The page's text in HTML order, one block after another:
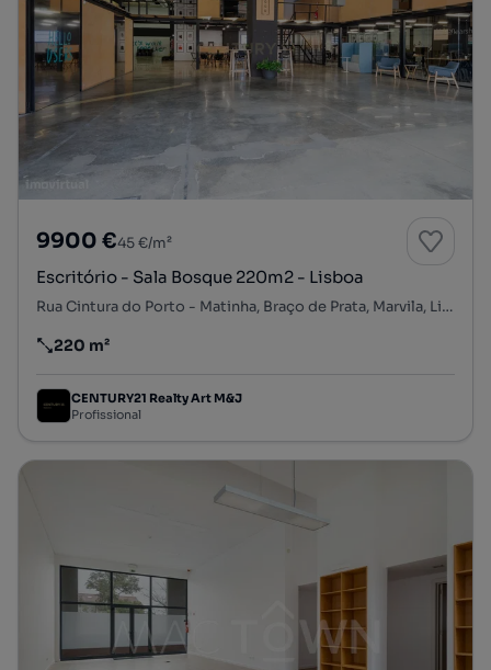
9900 €45 €/m²
Escritório - Sala Bosque 220m2 - Lisboa
Rua Cintura do Porto - Matinha, Braço de Prata, Marvila, Lisboa, Lisboa
Preço por metro quadrado
220 m²
CENTURY21 Realty Art M&J
Profissional